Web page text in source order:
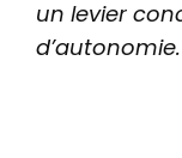
un levier
d’autonomie.